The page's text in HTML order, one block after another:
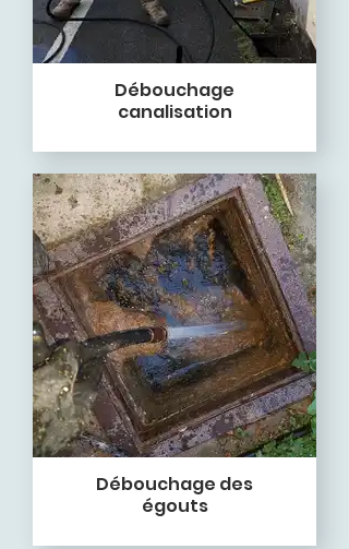
Débouchage
canalisation
Débouchage des
égouts